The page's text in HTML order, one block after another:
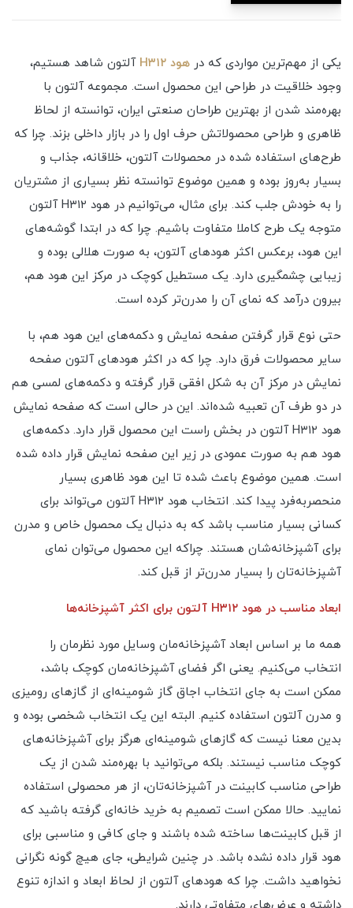
یکی از مهم‌ترین مواردی که در هود H۳۱۲
آلتون شاهد هستیم،
وجود خلاقیت در طراحی این محصول است. مجموعه آلتون با
بهره‌مند شدن از بهترین طراحان صنعتی ایران، توانسته از لحاظ
ظاهری و طراحی محصولاتش حرف اول را در بازار داخلی بزند. چرا که
طرح‌های استفاده شده در محصولات آلتون، خلاقانه،‌ جذاب و
بسیار به‌روز بوده و همین موضوع توانسته نظر بسیاری از مشتریان
را به خودش جلب کند. برای مثال، می‌توانیم در هود H۳۱۲ آلتون
متوجه یک طرح کاملا متفاوت باشیم. چرا که در ابتدا گوشه‌های
این هود، برعکس اکثر هودهای آلتون، به صورت هلالی بوده و
زیبایی چشمگیری دارد. یک مستطیل کوچک در مرکز این هود هم،
بیرون درآمد که نمای آن را مدرن‌تر کرده است.
حتی نوع قرار گرفتن صفحه نمایش و دکمه‌های این هود هم، با
سایر محصولات فرق دارد. چرا که در اکثر هودهای آلتون صفحه
نمایش در مرکز آن به شکل افقی قرار گرفته و دکمه‌های لمسی هم
در دو طرف آن تعبیه شده‌اند. این در حالی است که صفحه نمایش
هود H۳۱۲ آلتون در بخش راست این محصول قرار دارد. دکمه‌های
هود هم به صورت عمودی در زیر این صفحه نمایش قرار داده شده
است. همین موضوع باعث شده تا این هود ظاهری بسیار
منحصربه‌فرد پیدا کند. انتخاب هود H۳۱۲ آلتون می‌تواند برای
کسانی بسیار مناسب باشد که به دنبال یک محصول خاص و مدرن
برای آشپزخانه‌شان هستند. چراکه این محصول می‌توان نمای
آشپزخانه‌تان را بسیار مدرن‌تر از قبل کند.
ابعاد مناسب در هود H۳۱۲ آلتون برای اکثر آشپزخانه‌ها
همه ما بر اساس ابعاد آشپزخانه‌مان وسایل مورد نظرمان را
انتخاب می‌کنیم. یعنی اگر فضای آشپزخانه‌مان کوچک باشد،
ممکن است به جای انتخاب اجاق گاز شومینه‌ای از گازهای رومیزی
و مدرن آلتون استفاده کنیم. البته این یک انتخاب شخصی بوده و
بدین معنا نیست که گازهای شومینه‌ای هرگز برای آشپزخانه‌های
کوچک مناسب نیستند. بلکه می‌توانید با بهره‌مند شدن از یک
طراحی مناسب کابینت در آشپزخانه‌تان، از هر محصولی استفاده
نمایید. حالا ممکن است تصمیم به خرید خانه‌ای گرفته باشید که
از قبل کابینت‌ها ساخته شده باشند و جای کافی و مناسبی برای
هود قرار داده نشده باشد. در چنین شرایطی، جای هیچ گونه نگرانی
نخواهید داشت. چرا که هودهای آلتون از لحاظ ابعاد و اندازه تنوع